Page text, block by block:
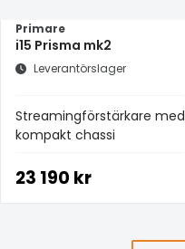
Primare
i15 Prisma mk2
Leverantörslager
Streamingförstärkare med
kompakt chassi
23 190 kr